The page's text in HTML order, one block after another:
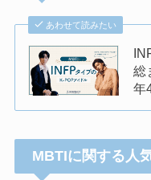
あわせて読みたい
総
年
MBTIに関する人